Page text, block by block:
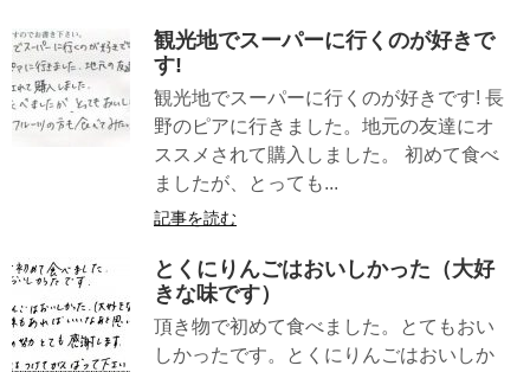
観光地でスーパーに行くのが好きで
す!
観光地でスーパーに行くのが好きです! 長
野のピアに行きました。地元の友達にオ
ススメされて購入しました。 初めて食べ
ましたが、とっても...
記事を読む
とくにりんごはおいしかった（大好
きな味です）
頂き物で初めて食べました。とてもおい
しかったです。とくにりんごはおいしか